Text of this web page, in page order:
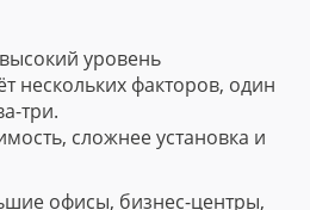
уровень
нескольких факторов, один
три.
сложнее установка и
офисы, бизнес-центры,